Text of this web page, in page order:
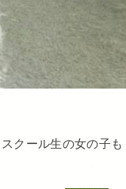
クール生の女の子も